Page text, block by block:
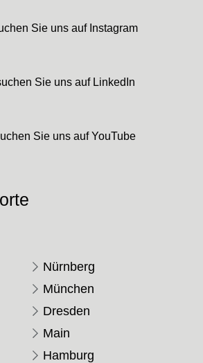
Sie uns auf Instagram
Sie uns auf LinkedIn
Sie uns auf YouTube
Nürnberg
München
Dresden
Main
Hamburg